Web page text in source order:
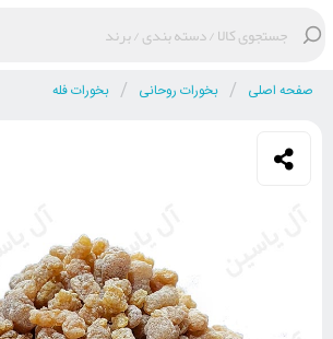
صفحه اصلی / بخورات روحانی / بخورات فله